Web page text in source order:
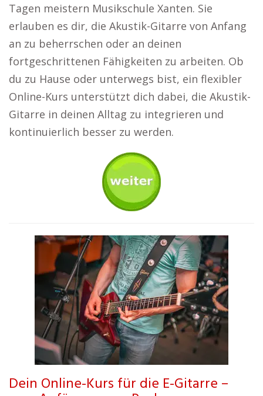
Tagen meistern Musikschule Xanten. Sie
erlauben es dir, die Akustik-Gitarre von Anfang
an zu beherrschen oder an deinen
fortgeschrittenen Fähigkeiten zu arbeiten. Ob
du zu Hause oder unterwegs bist, ein flexibler
Online-Kurs unterstützt dich dabei, die Akustik-
Gitarre in deinen Alltag zu integrieren und
kontinuierlich besser zu werden.
Dein Online-Kurs für die E-Gitarre –